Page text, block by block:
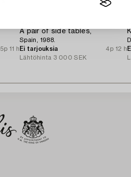
5p 11 h
A pair of side tables,
Spain, 1988.
Ei tarjouksia
4p 12 h
Lähtöhinta 3 000 SEK